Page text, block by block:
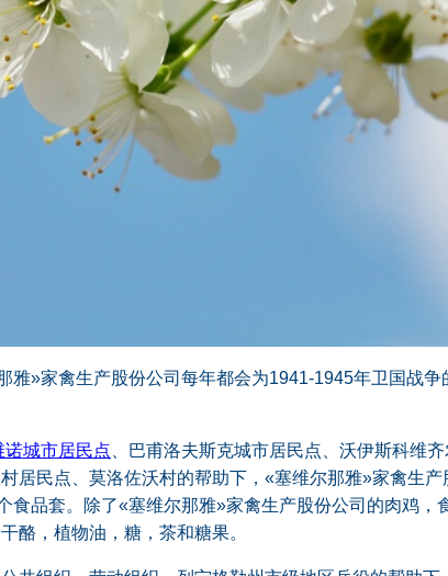
雅»家禽生产股份公司每年都会为1941-1945年卫国战争
诺城市居民点 、巴甫洛夫斯克城市居民点、沃伊斯科维
居民点、莫洛佐沃村的帮助下，«塞维尔那雅»家禽生产
食品套。除了«塞维尔那雅»家禽生产股份公司的肉鸡，
酪，植物油，糖，茶和糖果。